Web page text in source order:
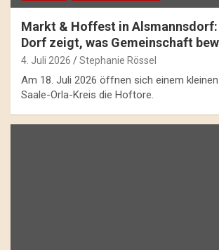
Markt & Hoffest in Alsmannsdorf:
Dorf zeigt, was Gemeinschaft
4. Juli 2026 Stephanie Rössel
Am 18. Juli 2026 öffnen sich einem
Saale-Orla-Kreis die Hoftore.